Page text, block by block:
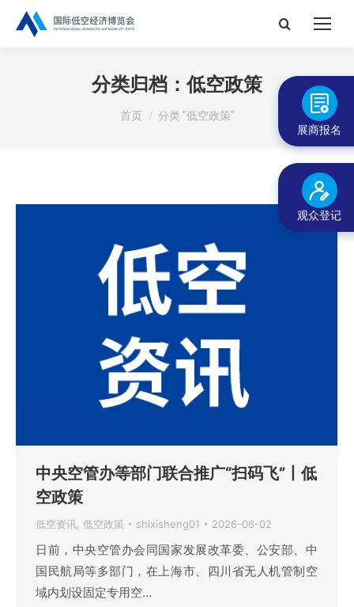
搜
分类归档：低空政策
您在这里：
首页 分类 "低空政策"
中央空管办等部门联合推广“扫码飞”丨低
空政策
低空资讯, 低空政策 shixisheng01 2026-06-02
日前，中央空管办会同国家发展改革委、公安部、中
国民航局等多部门，在上海市、四川省无人机管制空
域内划设固定专用空…
展商报名
观众登记